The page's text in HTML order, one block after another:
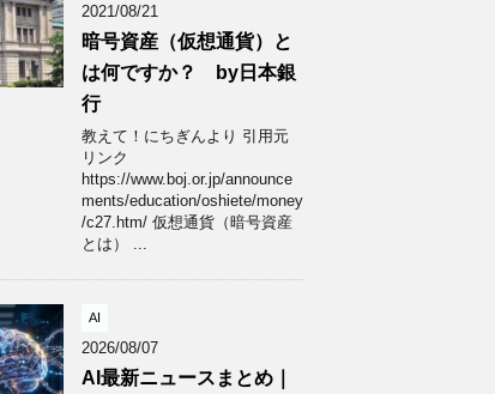
2021/08/21
暗号資産（仮想通貨）と
は何ですか？ by日本銀
行
教えて！にちぎんより 引用元
リンク
https://www.boj.or.jp/announce
ments/education/oshiete/money
/c27.htm/ 仮想通貨（暗号資産
とは） ...
AI
2026/08/07
AI最新ニュースまとめ｜